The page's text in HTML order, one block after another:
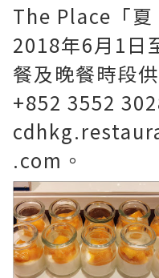
The Place「
2018年6月1日
餐及晚餐時段
+852 3552
.com。